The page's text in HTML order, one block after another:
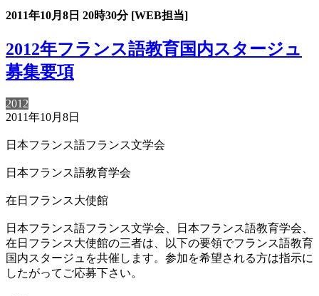
2011年10月8日 20時30分 [WEB担当]
2012年フランス語教育国内スタージュ
募集要項
2012
2011年10月8日
日本フランス語フランス文学会
日本フランス語教育学会
在日フランス大使館
日本フランス語フランス文学会、日本フランス語教育学会、
在日フランス大使館の三者は、以下の要領でフランス語教育
国内スタージュを共催します。参加を希望される方は指示に
したがってご応募下さい。